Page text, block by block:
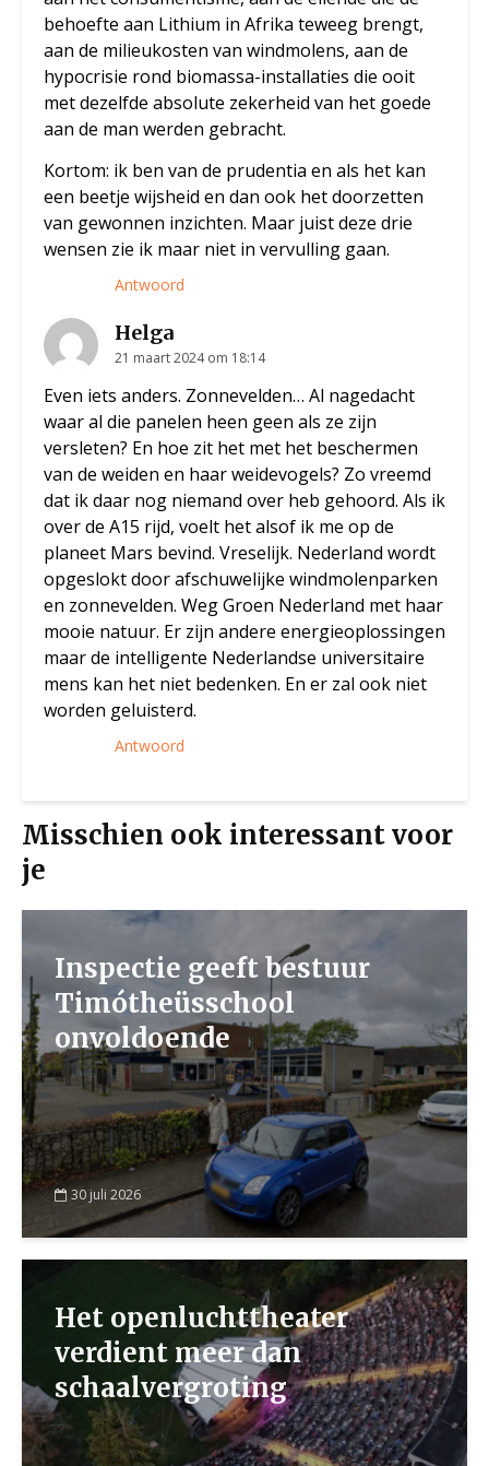
behoefte aan Lithium in Afrika teweeg brengt,
aan de milieukosten van windmolens, aan de
hypocrisie rond biomassa-installaties die ooit
met dezelfde absolute zekerheid van het goede
aan de man werden gebracht.
Kortom: ik ben van de prudentia en als het kan
een beetje wijsheid en dan ook het doorzetten
van gewonnen inzichten. Maar juist deze drie
wensen zie ik maar niet in vervulling gaan.
Antwoord
Helga
21 maart 2024 om 18:14
Even iets anders. Zonnevelden… Al nagedacht
waar al die panelen heen geen als ze zijn
versleten? En hoe zit het met het beschermen
van de weiden en haar weidevogels? Zo vreemd
dat ik daar nog niemand over heb gehoord. Als ik
over de A15 rijd, voelt het alsof ik me op de
planeet Mars bevind. Vreselijk. Nederland wordt
opgeslokt door afschuwelijke windmolenparken
en zonnevelden. Weg Groen Nederland met haar
mooie natuur. Er zijn andere energieoplossingen
maar de intelligente Nederlandse universitaire
mens kan het niet bedenken. En er zal ook niet
worden geluisterd.
Antwoord
Misschien ook interessant voor
je
Inspectie geeft bestuur
Timótheüsschool
onvoldoende
30 juli 2026
Het openluchttheater
verdient meer dan
schaalvergroting